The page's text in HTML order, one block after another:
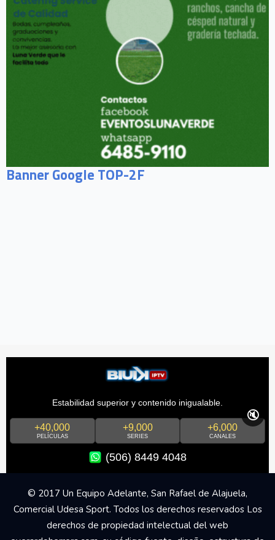
Banner Google TOP-2F
Estabilidad superior y contenido inigualable.
+40,000
PELÍCULAS
+9,000
SERIES
+6,000
CANALES
(506) 8449 4048
🔇
© 2017 Un Equipo Adelante, San Rafael de Alajuela,
Comercial Udesa Sport. Todos los derechos reservados Los
derechos de propiedad intelectual del web